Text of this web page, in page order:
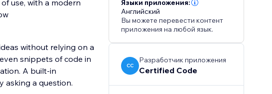
use, with a modern
without relying on a
asking a question.
Языки приложения:
Английский
Вы можете перевести контент
приложения на любой язык.
CC
Разработчик приложения
Certified Code